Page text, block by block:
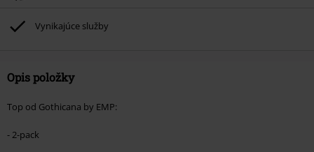
ktorých kúpou podporíte nadáciu.
Vynikajúce služby
Opis položky
Top od Gothicana by EMP:
- 2-pack